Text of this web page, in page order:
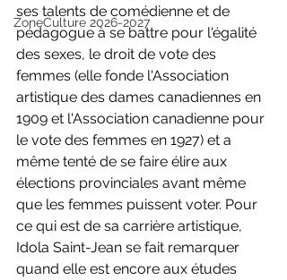
ZoneCulture 2026-2027
ses talents de comédienne et de
pédagogue à se battre pour l'égalité
des sexes, le droit de vote des
femmes (elle fonde l'Association
artistique des dames canadiennes en
1909 et l'Association canadienne pour
le vote des femmes en 1927) et a
même tenté de se faire élire aux
élections provinciales avant même
que les femmes puissent voter. Pour
ce qui est de sa carrière artistique,
Idola Saint-Jean se fait remarquer
quand elle est encore aux études